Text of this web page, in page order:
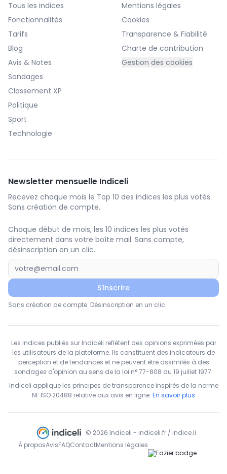
Tous les indices
Fonctionnalités
Tarifs
Blog
Avis & Notes
Sondages
Classement XP
Politique
Sport
Technologie
Mentions légales
Cookies
Transparence & Fiabilité
Charte de contribution
Gestion des cookies
Newsletter mensuelle Indiceli
Recevez chaque mois le Top 10 des indices les plus votés.
Sans création de compte.
Chaque début de mois, les 10 indices les plus votés
directement dans votre boîte mail. Sans compte,
désinscription en un clic.
S'inscrire
Sans création de compte. Désinscription en un clic.
Les indices publiés sur Indiceli reflètent des opinions exprimées par
les utilisateurs de la plateforme. Ils constituent des indicateurs de
perception et de tendances et ne peuvent être assimilés à des
sondages d'opinion au sens de la loi n° 77-808 du 19 juillet 1977.
Indiceli applique les principes de transparence inspirés de la norme
NF ISO 20488 relative aux avis en ligne. En savoir plus
© 2026 Indiceli - indiceli.fr / indice.li
À proposAvisFAQContactMentions légales